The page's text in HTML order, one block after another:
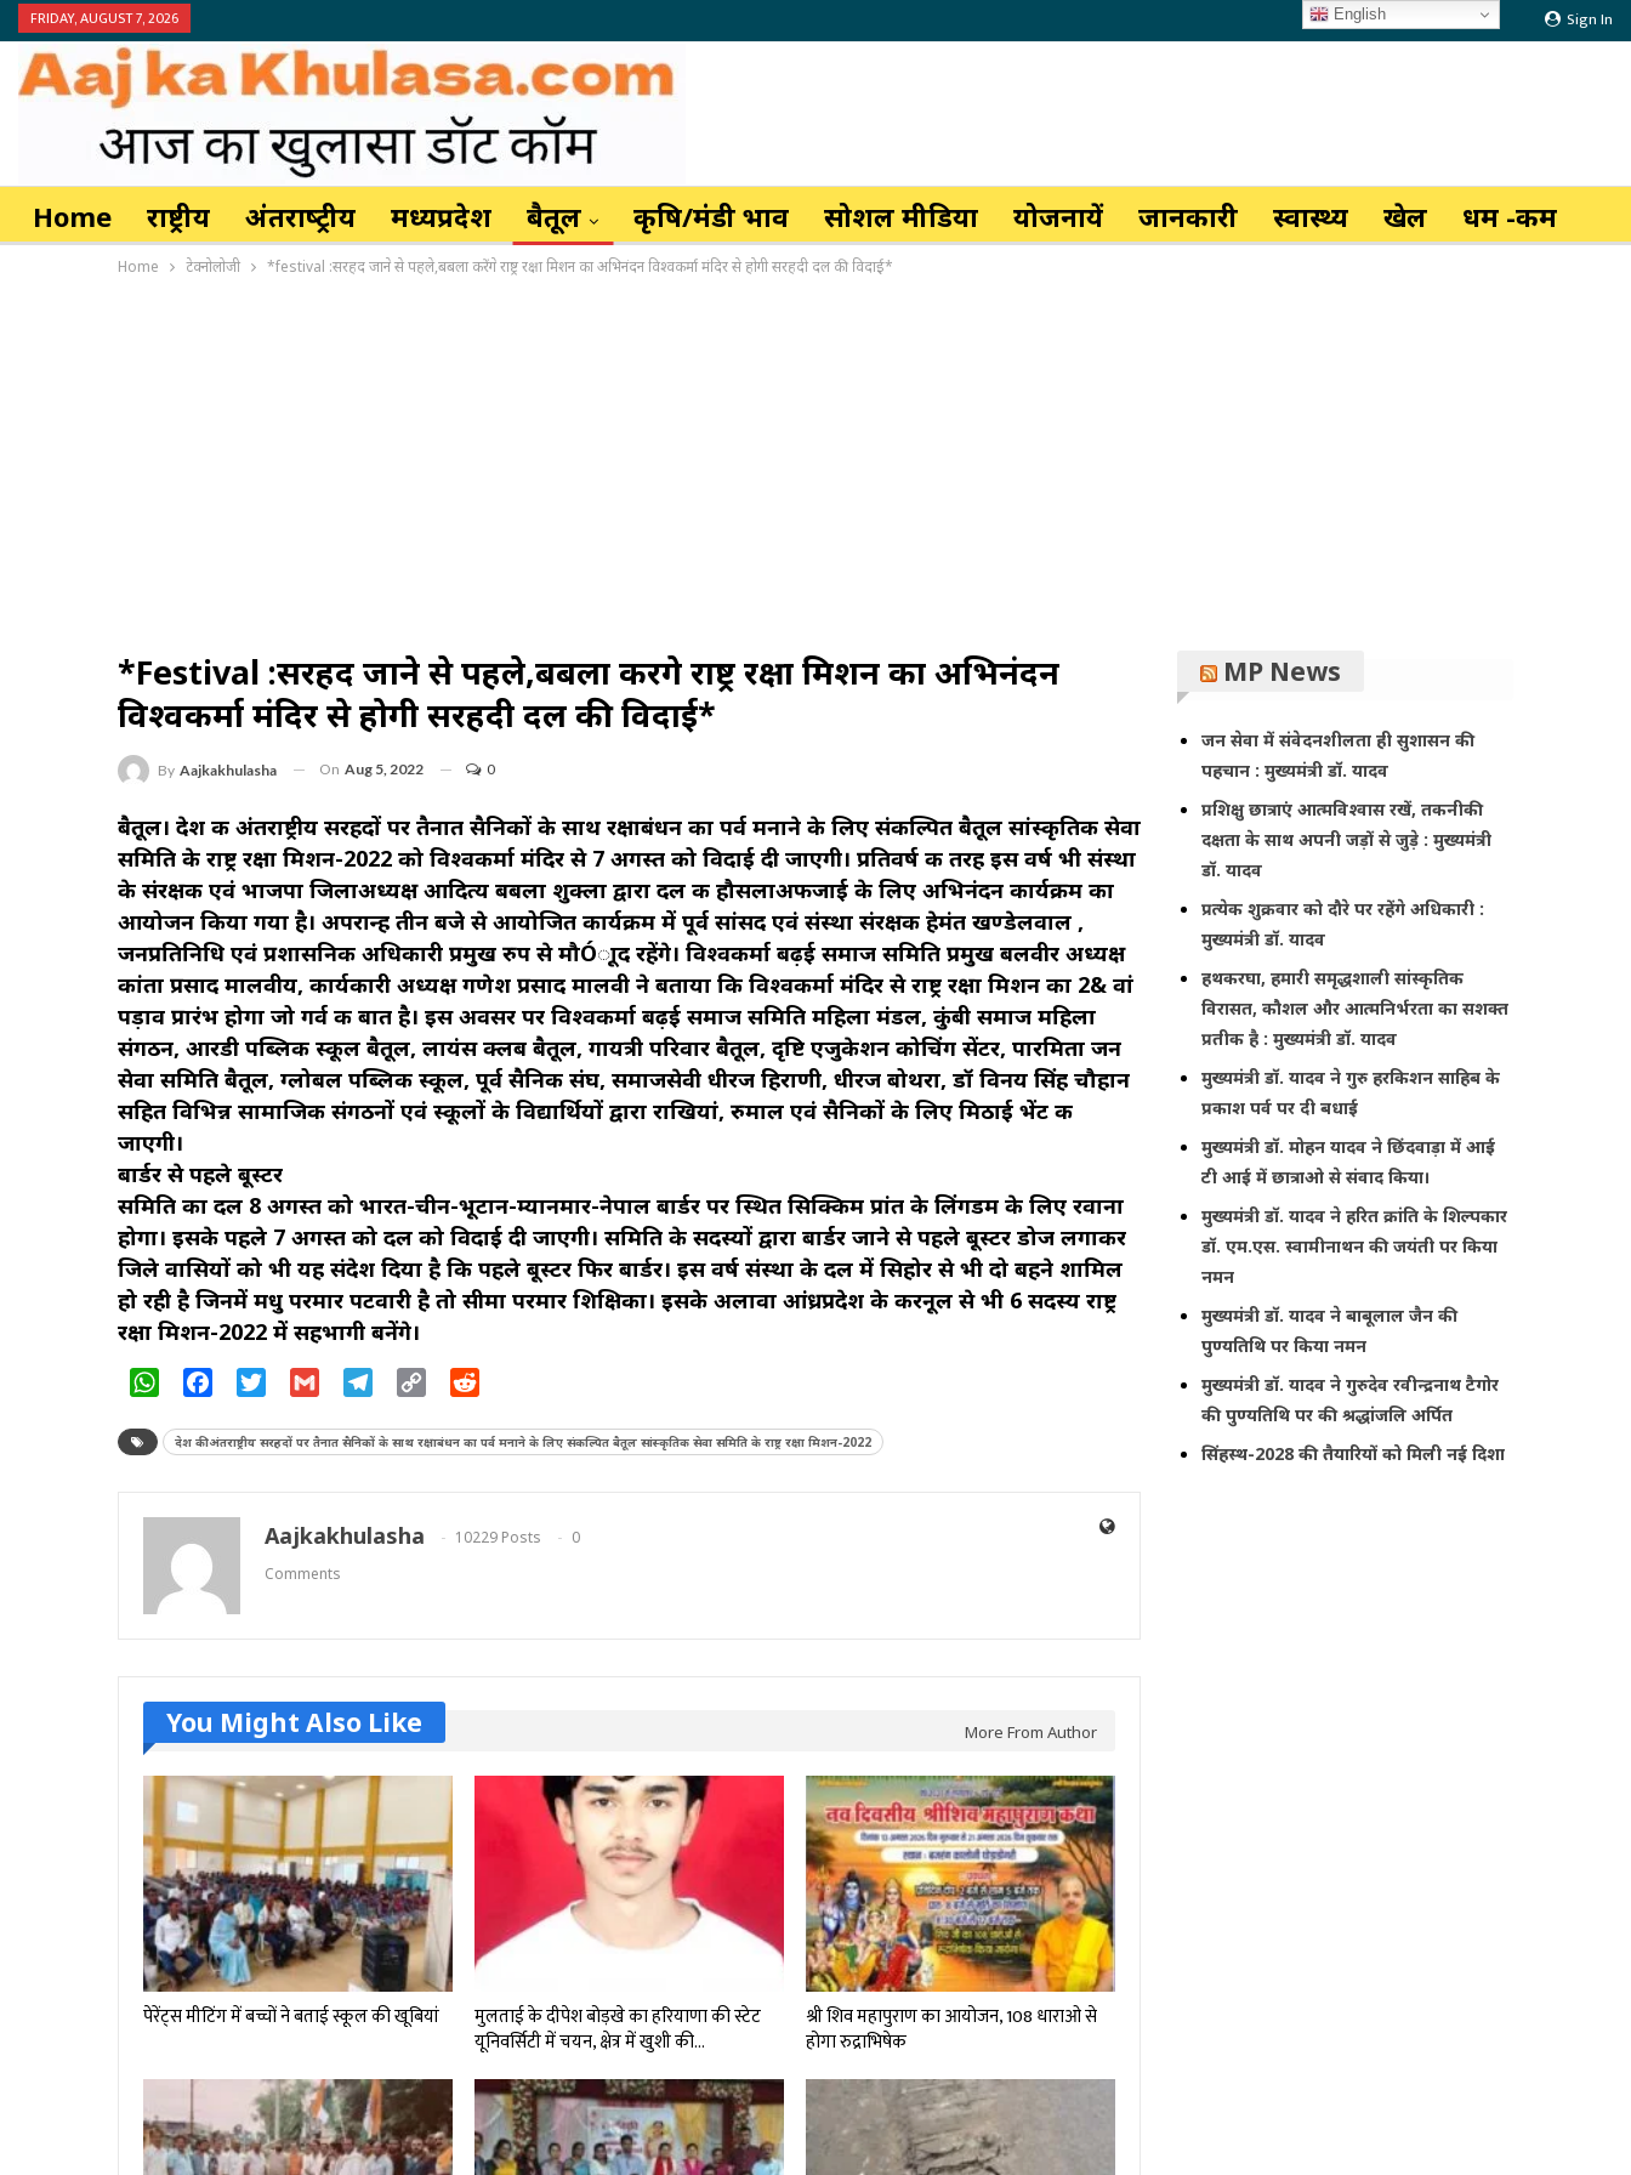
Sign In
FRIDAY, AUGUST 7, 2026
Home राष्ट्रीय अंतर्राष्‍ट्रीय मध्यप्रदेश बैतूल कृषि/मंडी भाव सोशल मीडिया योजनायें जानकारी स्वास्थ्य खेल धर्म -कर्म
Home टेक्नोलोजी *festival :सरहद जाने से पहले,बबला करेंगे राष्ट्र रक्षा मिशन का अभिनंदन विश्वकर्मा मंदिर से होगी सरहदी दल की विदाई*
*festival :सरहद जाने से पहले,बबला करेंगे राष्ट्र रक्षा मिशन का अभिनंदन
विश्वकर्मा मंदिर से होगी सरहदी दल की विदाई*
By Aajkakhulasha On Aug 5, 2022 0
बैतूल। देश की अंतराष्ट्रीय सरहदों पर तैनात सैनिकों के साथ रक्षाबंधन का पर्व मनाने के लिए संकल्पित बैतूल सांस्कृतिक सेवा
समिति के राष्ट्र रक्षा मिशन-2022 को विश्वकर्मा मंदिर से 7 अगस्त को विदाई दी जाएगी। प्रतिवर्ष की तरह इस वर्ष भी संस्था
के संरक्षक एवं भाजपा जिलाअध्यक्ष आदित्य बबला शुक्ला द्वारा दल की हौसलाअफजाई के लिए अभिनंदन कार्यक्रम का
आयोजन किया गया है। अपरान्ह तीन बजे से आयोजित कार्यक्रम में पूर्व सांसद एवं संस्था संरक्षक हेमंत खण्डेलवाल ,
जनप्रतिनिधि एवं प्रशासनिक अधिकारी प्रमुख रुप से मौÓाूद रहेंगे। विश्वकर्मा बढ़ई समाज समिति प्रमुख बलवीर अध्यक्ष
कांता प्रसाद मालवीय, कार्यकारी अध्यक्ष गणेश प्रसाद मालवी ने बताया कि विश्वकर्मा मंदिर से राष्ट्र रक्षा मिशन का 2& वां
पड़ाव प्रारंभ होगा जो गर्व की बात है। इस अवसर पर विश्वकर्मा बढ़ई समाज समिति महिला मंडल, कुंबी समाज महिला
संगठन, आरडी पब्लिक स्कूल बैतूल, लायंस क्लब बैतूल, गायत्री परिवार बैतूल, दृष्टि एजुकेशन कोचिंग सेंटर, पारमिता जन
सेवा समिति बैतूल, ग्लोबल पब्लिक स्कूल, पूर्व सैनिक संघ, समाजसेवी धीरज हिराणी, धीरज बोथरा, डॉ विनय सिंह चौहान
सहित विभिन्न सामाजिक संगठनों एवं स्कूलों के विद्यार्थियों द्वारा राखियां, रुमाल एवं सैनिकों के लिए मिठाई भेंट की
जाएगी।
बार्डर से पहले बूस्टर
समिति का दल 8 अगस्त को भारत-चीन-भूटान-म्यानमार-नेपाल बार्डर पर स्थित सिक्किम प्रांत के लिंगडम के लिए रवाना
होगा। इसके पहले 7 अगस्त को दल को विदाई दी जाएगी। समिति के सदस्यों द्वारा बार्डर जाने से पहले बूस्टर डोज लगाकर
जिले वासियों को भी यह संदेश दिया है कि पहले बूस्टर फिर बार्डर। इस वर्ष संस्था के दल में सिहोर से भी दो बहने शामिल
हो रही है जिनमें मधु परमार पटवारी है तो सीमा परमार शिक्षिका। इसके अलावा आंध्रप्रदेश के करनूल से भी 6 सदस्य राष्ट्र
रक्षा मिशन-2022 में सहभागी बनेंगे।
WhatsAppFacebookTwitter Gmail Telegram
Copy
देश की अंतराष्ट्रीय सरहदों पर तैनात सैनिकों के साथ रक्षाबंधन का पर्व मनाने के लिए संकल्पित बैतूल सांस्कृतिक सेवा समिति के राष्ट्र रक्षा मिशन-2022
Aajkakhulasha 10229 Posts
0
Comments
You Might Also Like More From Author
पेरेंट्स मीटिंग में बच्चों ने बताई स्कूल की खूबियां
मुलताई के दीपेश बोड़खे का हरियाणा की स्टेट
यूनिवर्सिटी में चयन, क्षेत्र में खुशी की…
श्री शिव महापुराण का आयोजन, 108 धाराओ से
होगा रुद्राभिषेक
MP News
जन सेवा में संवेदनशीलता ही सुशासन की
पहचान : मुख्यमंत्री डॉ. यादव
प्रशिक्षु छात्राएं आत्मविश्वास रखें, तकनीकी
दक्षता के साथ अपनी जड़ों से जुड़े : मुख्यमंत्री
डॉ. यादव
प्रत्येक शुक्रवार को दौरे पर रहेंगे अधिकारी :
मुख्यमंत्री डॉ. यादव
हथकरघा, हमारी समृद्धशाली सांस्कृतिक
विरासत, कौशल और आत्मनिर्भरता का सशक्त
प्रतीक है : मुख्यमंत्री डॉ. यादव
मुख्यमंत्री डॉ. यादव ने गुरु हरकिशन साहिब के
प्रकाश पर्व पर दी बधाई
मुख्यमंत्री डॉ. मोहन यादव ने छिंदवाड़ा में आई
टी आई में छात्राओ से संवाद किया।
मुख्यमंत्री डॉ. यादव ने हरित क्रांति के शिल्पकार
डॉ. एम.एस. स्वामीनाथन की जयंती पर किया
नमन
मुख्यमंत्री डॉ. यादव ने बाबूलाल जैन की
पुण्यतिथि पर किया नमन
मुख्यमंत्री डॉ. यादव ने गुरुदेव रवीन्द्रनाथ टैगोर
की पुण्यतिथि पर की श्रद्धांजलि अर्पित
सिंहस्थ-2028 की तैयारियों को मिली नई दिशा
English